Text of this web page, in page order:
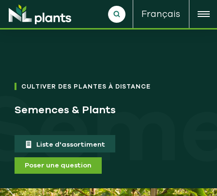
Français
CULTIVER DES PLANTES À DISTANCE
Semences & Plants
Liste d'assortiment
Poser une question